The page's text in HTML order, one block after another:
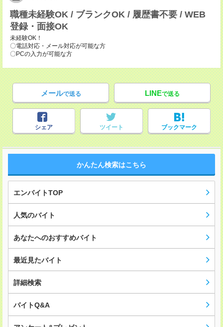
職種未経験OK / ブランクOK / 履歴書不要 / WEB
登録・面接OK
未経験OK！
〇電話対応・メール対応が可能な方
〇PCの入力が可能な方
メールで送る LINEで送る
シェア ツイート ブックマーク
かんたん検索はこちら
エンバイトTOP
人気のバイト
あなたへのおすすめバイト
最近見たバイト
詳細検索
バイトQ&A